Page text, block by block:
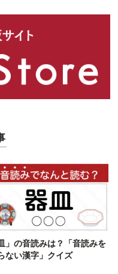
」の音読みは？「音読みを
ない漢字」クイズ